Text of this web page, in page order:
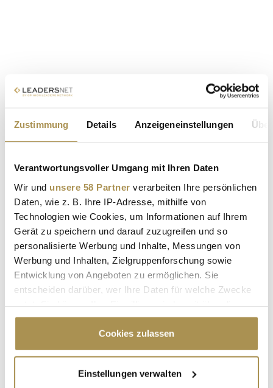
Zustimmung Details Anzeigeneinstellungen
Verantwortungsvoller Umgang mit Ihren Daten
Wir und unsere 58 Partner verarbeiten Ihre persönlichen
Daten, wie z. B. Ihre IP-Adresse, mithilfe von
Technologien wie Cookies, um Informationen auf Ihrem
Gerät zu speichern und darauf zuzugreifen und so
personalisierte Werbung und Inhalte, Messungen von
Werbung und Inhalten, Zielgruppenforschung sowie
Entwicklung von Angeboten zu ermöglichen. Sie
entscheiden darüber, wer Ihre Daten für welche Zwecke
Cookie-Erklärung oder durch Klicken auf das Privacy
Trigger Symbol ändern oder widerrufen
Informationen über Ihre geografische Lage
Cookies zulassen
Einstellungen verwalten